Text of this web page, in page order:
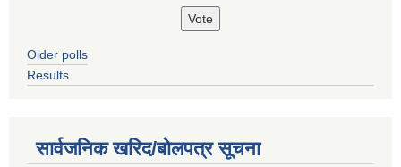
Older polls
Results
सार्वजनिक खरिद/बोलपत्र सूचना